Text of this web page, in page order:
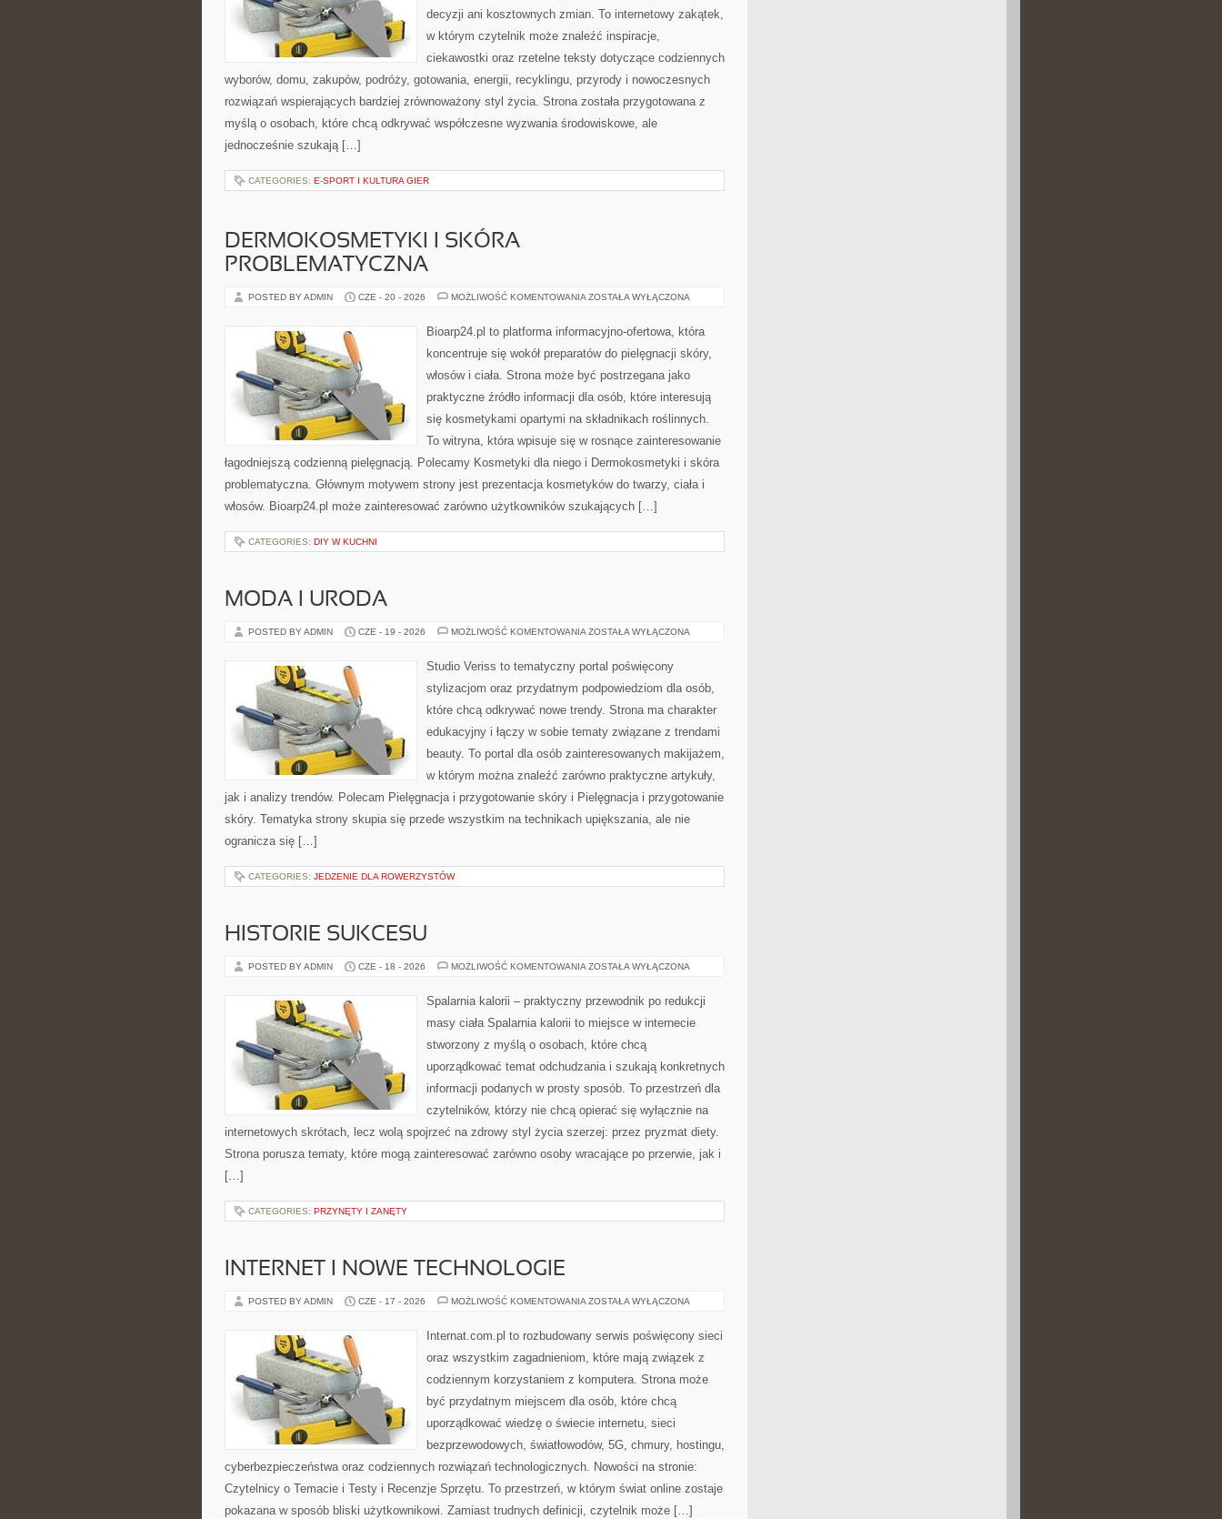
decyzji ani kosztownych zmian. To internetowy zakątek,
w którym czytelnik może znaleźć inspiracje,
ciekawostki oraz rzetelne teksty dotyczące codziennych
wyborów, domu, zakupów, podróży, gotowania, energii, recyklingu, przyrody i nowoczesnych
rozwiązań wspierających bardziej zrównoważony styl życia. Strona została przygotowana z
myślą o osobach, które chcą odkrywać współczesne wyzwania środowiskowe, ale
jednocześnie szukają […]
CATEGORIES: E-SPORT I KULTURA GIER
DERMOKOSMETYKI I SKÓRA
PROBLEMATYCZNA
POSTED BY ADMIN CZE - 20 - 2026 MOŻLIWOŚĆ KOMENTOWANIA DERMOKOSMETYKI
PROBLEMATYCZNA
ZOSTAŁA WYŁĄCZONA
Bioarp24.pl to platforma informacyjno-ofertowa, która
koncentruje się wokół preparatów do pielęgnacji skóry,
włosów i ciała. Strona może być postrzegana jako
praktyczne źródło informacji dla osób, które interesują
się kosmetykami opartymi na składnikach roślinnych.
To witryna, która wpisuje się w rosnące zainteresowanie
łagodniejszą codzienną pielęgnacją. Polecamy Kosmetyki dla niego i Dermokosmetyki i skóra
problematyczna. Głównym motywem strony jest prezentacja kosmetyków do twarzy, ciała i
włosów. Bioarp24.pl może zainteresować zarówno użytkowników szukających […]
CATEGORIES: DIY W KUCHNI
MODA I URODA
POSTED BY ADMIN CZE - 19 - 2026 MOŻLIWOŚĆ KOMENTOWANIA MODA
ZOSTAŁA WYŁĄCZONA
Studio Veriss to tematyczny portal poświęcony
stylizacjom oraz przydatnym podpowiedziom dla osób,
które chcą odkrywać nowe trendy. Strona ma charakter
edukacyjny i łączy w sobie tematy związane z trendami
beauty. To portal dla osób zainteresowanych makijażem,
w którym można znaleźć zarówno praktyczne artykuły,
jak i analizy trendów. Polecam Pielęgnacja i przygotowanie skóry i Pielęgnacja i przygotowanie
skóry. Tematyka strony skupia się przede wszystkim na technikach upiększania, ale nie
ogranicza się […]
CATEGORIES: JEDZENIE DLA ROWERZYSTÓW
HISTORIE SUKCESU
POSTED BY ADMIN CZE - 18 - 2026 MOŻLIWOŚĆ KOMENTOWANIA HISTORIE
ZOSTAŁA WYŁĄCZONA
Spalarnia kalorii – praktyczny przewodnik po redukcji
masy ciała Spalarnia kalorii to miejsce w internecie
stworzony z myślą o osobach, które chcą
uporządkować temat odchudzania i szukają konkretnych
informacji podanych w prosty sposób. To przestrzeń dla
czytelników, którzy nie chcą opierać się wyłącznie na
internetowych skrótach, lecz wolą spojrzeć na zdrowy styl życia szerzej: przez pryzmat diety.
Strona porusza tematy, które mogą zainteresować zarówno osoby wracające po przerwie, jak i
[…]
CATEGORIES: PRZYNĘTY I ZANĘTY
INTERNET I NOWE TECHNOLOGIE
POSTED BY ADMIN CZE - 17 - 2026 MOŻLIWOŚĆ KOMENTOWANIA INTERNET
TECHNOLOGIE
ZOSTAŁA WYŁĄCZONA
Internat.com.pl to rozbudowany serwis poświęcony sieci
oraz wszystkim zagadnieniom, które mają związek z
codziennym korzystaniem z komputera. Strona może
być przydatnym miejscem dla osób, które chcą
uporządkować wiedzę o świecie internetu, sieci
bezprzewodowych, światłowodów, 5G, chmury, hostingu,
cyberbezpieczeństwa oraz codziennych rozwiązań technologicznych. Nowości na stronie:
Czytelnicy o Temacie i Testy i Recenzje Sprzętu. To przestrzeń, w którym świat online zostaje
pokazana w sposób bliski użytkownikowi. Zamiast trudnych definicji, czytelnik może […]